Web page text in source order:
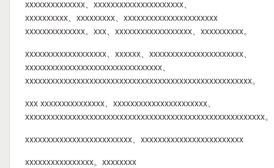
xxxxxxxxxxxxxx、xxxxxxxxxxxxxxxxxxxxx、
xxxxxxxxxx、xxxxxxxxx、xxxxxxxxxxxxxxxxxxxxxx
xxxxxxxxxxxxxx。xxx、xxxxxxxxxxxxxxxxxx、xxxxxxxxxx。
xxxxxxxxxxxxxxxxxxx、xxxxxx、xxxxxxxxxxxxxxxxxxxxxx、
xxxxxxxxxxxxxxxxxxxxxxxxxxxxxxxx、
xxxxxxxxxxxxxxxxxxxxxxxxxxxxxxxxxxxxxxxxxxxxxxxxxxxxx。
xxx xxxxxxxxxxxxxxx、xxxxxxxxxxxxxxxxxxxxxx、
xxxxxxxxxxxxxxxxxxxxxxxxxxxxxxxxxxxxxxxxxxxxxxxxxxxxxxxx。
xxxxxxxxxxxxxxxxxxxxxxxxx、xxxxxxxxxxxxxxxxxxxxxxxx
xxxxxxxxxxxxxxxx。xxxxxxxx